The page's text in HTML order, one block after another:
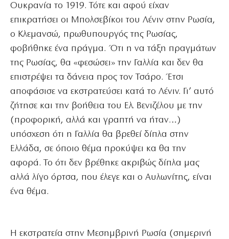
Ουκρανία το 1919. Τότε και αφού είχαν
επικρατήσει οι Μπολσεβίκοι του Λένιν στην Ρωσία,
ο Κλεμανσώ, πρωθυπουργός της Ρωσίας,
φοβήθηκε ένα πράγμα. Ότι η να τάξη πραγμάτων
της Ρωσίας, θα «φεσώσει» την Γαλλία και δεν θα
επιστρέψει τα δάνεια προς τον Τσάρο. Έτσι
αποφάσισε να εκστρατεύσει κατά το Λένιν. Γι’ αυτό
ζήτησε και την βοήθεια του Ελ. Βενιζέλου με την
(προφορική, αλλά και γραπτή να ήταν…)
υπόσχεση ότι η Γαλλία θα βρεθεί δίπλα στην
Ελλάδα, σε όποιο θέμα προκύψει κα θα την
αφορά. Το ότι δεν βρέθηκε ακριβώς δίπλα μας
αλλά λίγο όρτσα, που έλεγε και ο Αυλωνίτης, είναι
ένα θέμα.
Η εκστρατεία στην Μεσημβρινή Ρωσία (σημερινή